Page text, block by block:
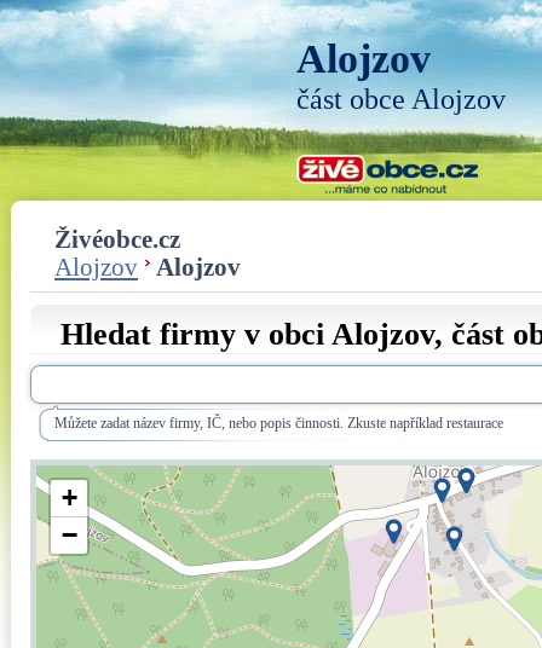
Alojzov
část obce Alojzov
Živéobce.cz
Alojzov
Alojzov
Hledat firmy v obci Alojzov, část
Můžete zadat název firmy, IČ, nebo popis činnosti. Zkuste například restaurace
+
−